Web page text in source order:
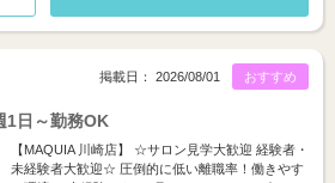
おすすめ
掲載日： 2026/08/01
1日～勤務OK
【MAQUIA 川崎店】 ☆サロン見学大歓迎 経験者・
未経験者大歓迎☆ 圧倒的に低い離職率！働きやす